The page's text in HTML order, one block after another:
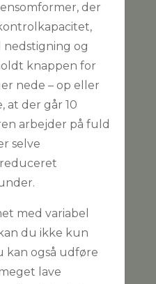
der
nedstigning og
knappen for
nede – op eller
at der går 10
arbejder på fuld
selve
med variabel
du ikke kun
kan også udføre
lave